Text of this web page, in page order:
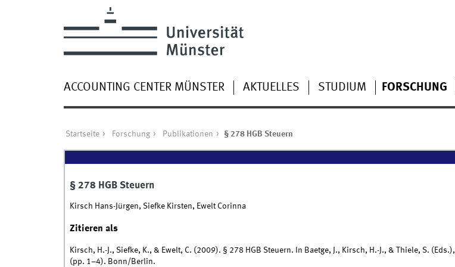
ACCOUNTING CENTER MÜNSTER AKTUELLES STUDIUM FORSCHUNG
Startseite Forschung Publikationen § 278 HGB Steuern
§ 278 HGB Steuern
Kirsch Hans-Jürgen, Siefke Kirsten, Ewelt Corinna
Zitieren als
Kirsch, H.-J., Siefke, K., & Ewelt, C. (2009). § 278 HGB Steuern. In Baetge, J., Kirsch, H.-J., & Thiele, S. (Eds.),
(pp. 1–4). Bonn/Berlin.